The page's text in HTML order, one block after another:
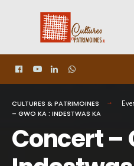
CULTURES & PATRIMOINES
– GWO KA : INDESTWAS KA
Concert –